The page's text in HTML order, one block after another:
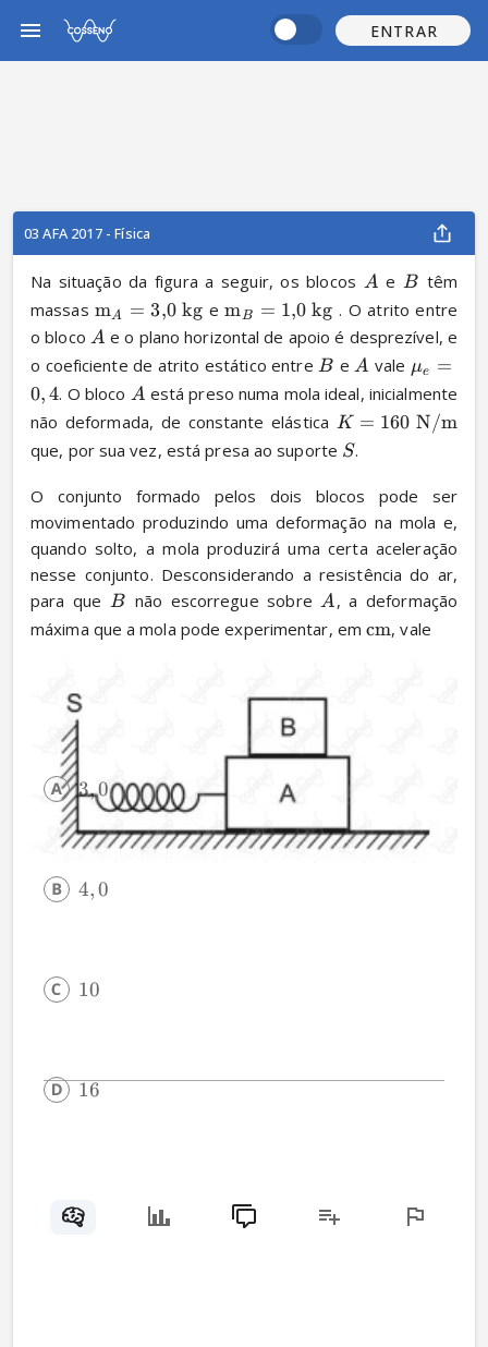
ENTRAR
03 AFA 2017 - Física
Na situação da figura a seguir, os blocos A e B têm
massas mA = 3,0 kg e mB = 1,0 kg . O atrito entre
o bloco A e o plano horizontal de apoio é desprezível, e
o coeficiente de atrito estático entre B e A vale μe
=
0, 4. O bloco A está preso numa mola ideal, inicialmente
não deformada, de constante elástica K = 160 N/m
que, por sua vez, está presa ao suporte S.
O conjunto formado pelos dois blocos pode ser
movimentado produzindo uma deformação na mola e,
quando solto, a mola produzirá uma certa aceleração
nesse conjunto. Desconsiderando a resistência do ar,
para que B não escorregue sobre A, a deformação
máxima que a mola pode experimentar, em cm, vale
3,0
4,0
10
16